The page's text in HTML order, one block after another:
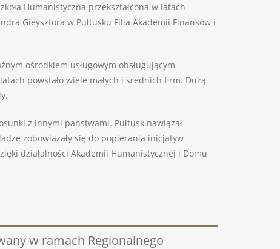
Humanistyczna przekształcona w latach
Gieysztora w Pułtusku Filia Akademii Finansów i
ośrodkiem usługowym obsługującym
powstało wiele małych i średnich firm. Dużą
z innymi państwami. Pułtusk nawiązał
zobowiązały się do popierania inicjatyw
działalności Akademii Humanistycznej i Domu
w ramach Regionalnego